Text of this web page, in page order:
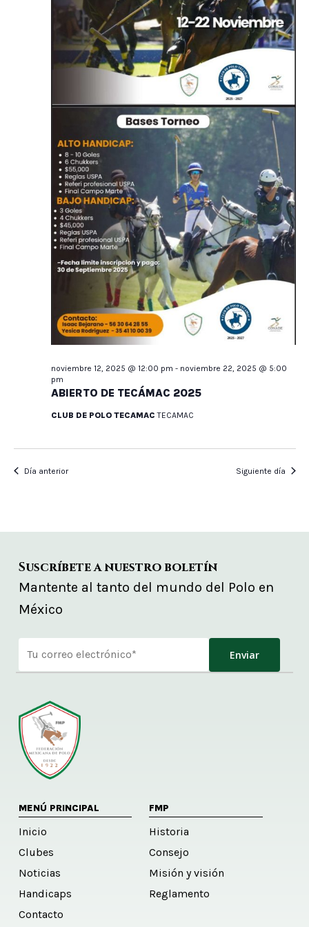
ABIERTO DE TECÁMAC 2025
noviembre 12, 2025 @ 12:00 pm - noviembre 22, 2025 @ 5:00
pm
CLUB DE POLO TECAMACTECAMAC
Día anterior Siguiente día
Suscríbete a nuestro boletín
Mantente al tanto del mundo del Polo en
México
MENÚ PRINCIPAL
Inicio
Clubes
Noticias
Handicaps
Contacto
FMP
Historia
Consejo
Misión y visión
Reglamento